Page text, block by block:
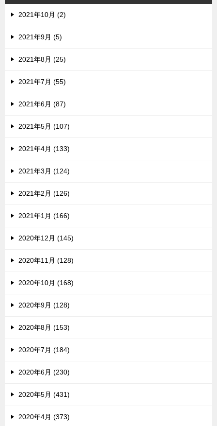
2021年10月 (2)
2021年9月 (5)
2021年8月 (25)
2021年7月 (55)
2021年6月 (87)
2021年5月 (107)
2021年4月 (133)
2021年3月 (124)
2021年2月 (126)
2021年1月 (166)
2020年12月 (145)
2020年11月 (128)
2020年10月 (168)
2020年9月 (128)
2020年8月 (153)
2020年7月 (184)
2020年6月 (230)
2020年5月 (431)
2020年4月 (373)